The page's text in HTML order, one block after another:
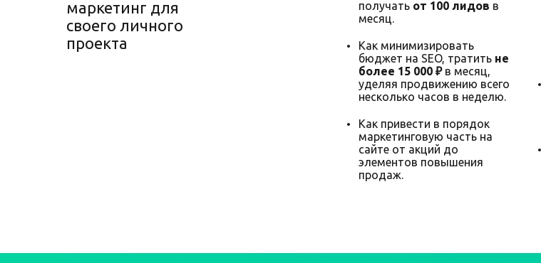
маркетинг для
своего личного
проекта
получать от 100 лидов в
месяц.
Как минимизировать
бюджет на SEO, тратить не
более 15 000 ₽в месяц,
уделяя продвижению всего
несколько часов в неделю.
Как привести в порядок
маркетинговую часть на
сайте от акций до
элементов повышения
продаж.